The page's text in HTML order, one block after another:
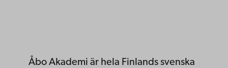
Åbo Akademi är hela Finlands svenska